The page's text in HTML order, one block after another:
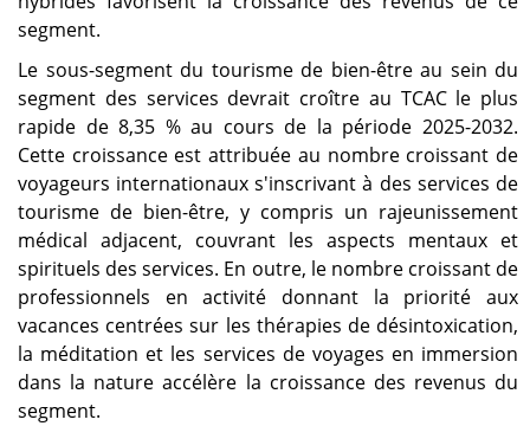
segment.
Le sous-segment du tourisme de bien-être au sein du
segment des services devrait croître au TCAC le plus
rapide de 8,35 % au cours de la période 2025-2032.
Cette croissance est attribuée au nombre croissant de
voyageurs internationaux s'inscrivant à des services de
tourisme de bien-être, y compris un rajeunissement
médical adjacent, couvrant les aspects mentaux et
spirituels des services. En outre, le nombre croissant de
professionnels en activité donnant la priorité aux
vacances centrées sur les thérapies de désintoxication,
la méditation et les services de voyages en immersion
dans la nature accélère la croissance des revenus du
segment.